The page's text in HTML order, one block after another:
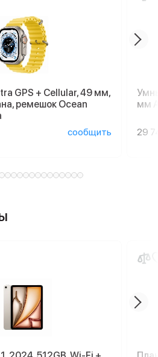
GPS + Cellular, 49 мм,
ремешок Ocean
сообщить
мм
29